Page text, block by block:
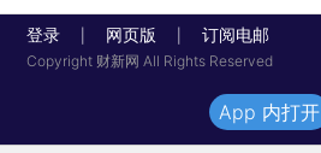
登录 网页版 订阅电邮
Copyright 财新网 All Rights Reserved
App 内打开